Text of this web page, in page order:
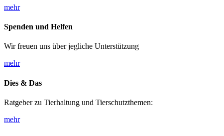
mehr
Spenden und Helfen
Wir freuen uns über jegliche Unterstützung
mehr
Dies & Das
Ratgeber zu Tierhaltung und Tierschutzthemen:
mehr